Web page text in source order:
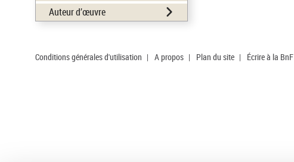
Auteur d’œuvre
Conditions générales d'utilisation | A propos | Plan du site | Écrire à la BnF